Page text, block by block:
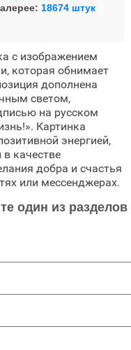
18674 штук
с изображением
которая обнимает
дополнена
светом,
на русском
Картинка
энергией,
качестве
добра и счастья
или мессенджерах.
один из разделов